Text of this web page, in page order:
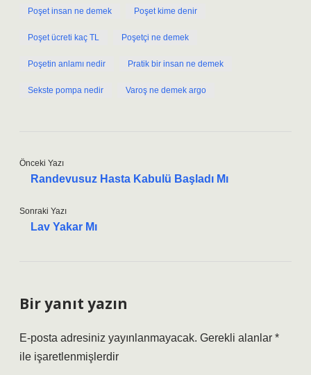
Poşet insan ne demek Poşet kime denir
Poşet ücreti kaç TL Poşetçi ne demek
Poşetin anlamı nedir Pratik bir insan ne demek
Sekste pompa nedir Varoş ne demek argo
Önceki Yazı
Randevusuz Hasta Kabulü Başladı Mı
Sonraki Yazı
Lav Yakar Mı
Bir yanıt yazın
E-posta adresiniz yayınlanmayacak. Gerekli alanlar *
ile işaretlenmişlerdir